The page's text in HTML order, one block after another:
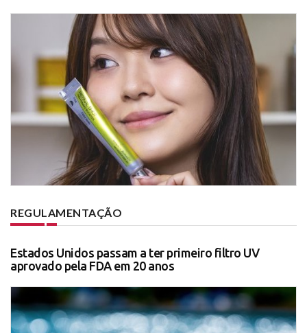
REGULAMENTAÇÃO
Estados Unidos passam a ter primeiro filtro UV
aprovado pela FDA em 20 anos